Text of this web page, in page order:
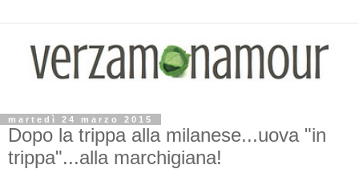
martedì 24 marzo 2015
Dopo la trippa alla milanese...uova "in
trippa"...alla marchigiana!